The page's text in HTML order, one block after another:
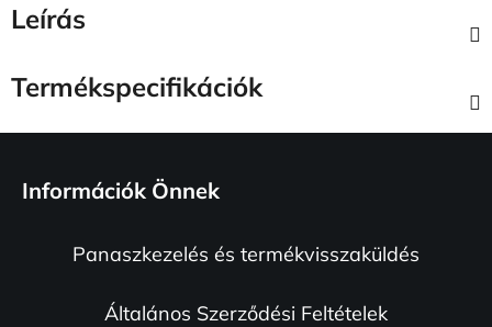
Leírás
Termékspecifikációk
Információk Önnek
Panaszkezelés és termékvisszaküldés
Általános Szerződési Feltételek